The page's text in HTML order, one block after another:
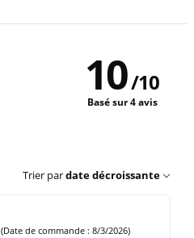
10/10
Basé sur 4 avis
Trier pardate décroissante
(Date de commande : 8/3/2026)